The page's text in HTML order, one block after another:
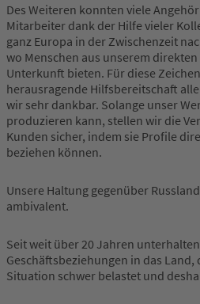
Des Weiteren konnten viele
Mitarbeiter dank der Hilfe vieler
ganz Europa in der Zwischenzeit
wo Menschen aus unserem
Unterkunft bieten. Für diese
herausragende Hilfsbereitschaft
wir sehr dankbar. Solange unser
produzieren kann, stellen wir die
Kunden sicher, indem sie Profile
beziehen können.
Unsere Haltung gegenüber
ambivalent.
Seit weit über 20 Jahren
Geschäftsbeziehungen in das
Situation schwer belastet und